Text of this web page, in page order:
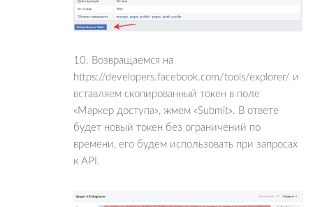
10. Возвращаемся на
https://developers.facebook.com/tools/explorer/ и
вставляем скопированный токен в поле
«Маркер доступа», жмем «Submit». В ответе
будет новый токен без ограничений по
времени, его будем использовать при запросах
к API.